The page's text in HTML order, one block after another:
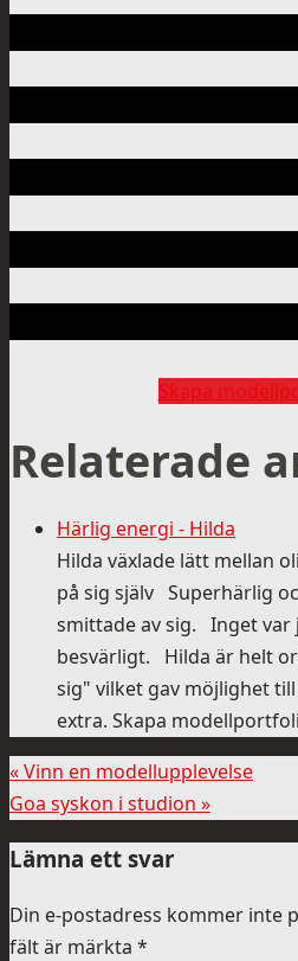
Skapa
Relaterade
Härlig energi - Hilda
Hilda växlade lätt mellan
på sig själv Superhärlig
smittade av sig. Inget
besvärligt. Hilda är helt
sig" vilket gav möjlighet
extra. Skapa
«Vinn en modellupplevelse
Goa syskon i studion »
Lämna ett svar
Din e-postadress kommer inte
fält är märkta *